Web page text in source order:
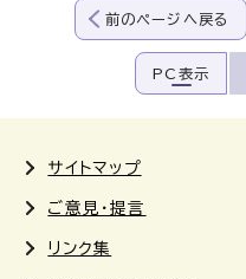
前のページへ戻る
PC表示
サイトマップ
ご意見・提言
リンク集